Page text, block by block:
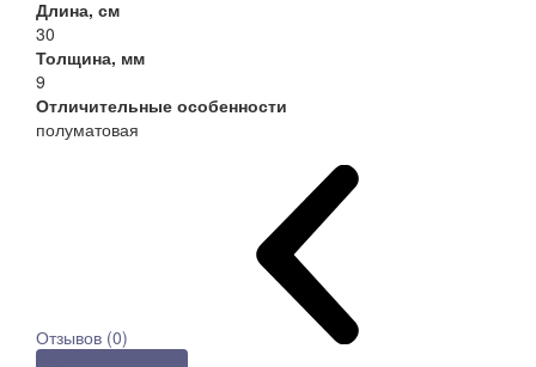
Длина, см
30
Толщина, мм
9
Отличительные особенности
полуматовая
Отзывов (0)